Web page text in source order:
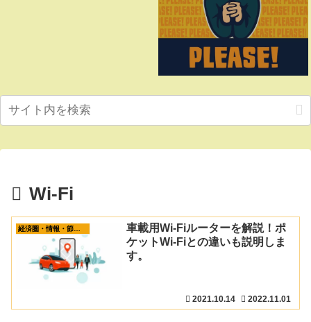
Wi-Fi
経済圏・情報・節約術
車載用Wi-Fiルーターを解説！ポ
ケットWi-Fiとの違いも説明しま
す。
2021.10.14 2022.11.01